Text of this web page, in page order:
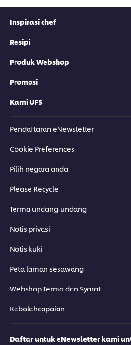
Inspirasi chef
Resipi
Produk Webshop
Promosi
Kami UFS
Pendaftaran eNewsletter
Cookie Preferences
Pilih negara anda
Please Recycle
Terma undang-undang
Notis privasi
Notis kuki
Peta laman sesawang
Webshop Terma dan Syarat
Kebolehcapaian
Daftar untuk eNewsletter kami